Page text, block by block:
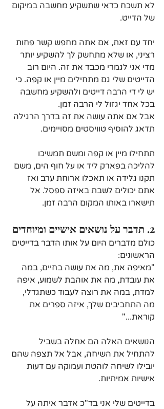
לא תשכח כדאי שתשקיע מחשבה במיקום
של הדייט.
יחד עם זאת, אם אתה מחפש קשר פחות
רציני, או שלא מתחשק לך להשקיע יותר
מדי אני לגמרי מכבד את זה. היום רוב
הדייטים שלי גם מתחילים מיין או קפה. כי
יש לי די הרבה דייטים ולהשקיע מחשבה
בכל אחד יגזול לי הרבה זמן.
אבל אם אתה עושה את זה בדרך הרגילה
תדאג להוסיף טוויסטים מסויימים.
תתחילו מיין או קפה ומשם תמשיכו
להליכה בפארק ליד או על חוף הים, משם
תקנו גלידה או תאכלו ארוחת ערב ואז
אתם יכולים לשבת באיזה ספסל. אל
תישארו באותו המקום הרבה זמן.
2. תדבר על נושאים אישיים ומיוחדים
כולם מדברים היום על אותו הדבר בדייטים
הראשונים:
"מאיפה את, מה את עושה בחיים, במה
את עובדת, מה את אוהבת לשמוע, איפה
למדת, במה את רוצה לעבוד כשתגדלי,
מה התחביבים שלך, איזה ספרים את
קוראת..."
הנושאים האלה הם אחלה בשביל
להתחיל את השיחה, אבל אל תצפה שהם
יובילו לשיחה לוהטת ועמוקה עם דעות
אישיות אמיתיות.
בדייטים שלי אני בד"כ אדבר איתה על